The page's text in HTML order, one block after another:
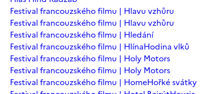
Festival francouzského filmu | Hlavu vzhůru
Festival francouzského filmu | Hlavu vzhůru
Festival francouzského filmu | Hledání
Festival francouzského filmu | HlínaHodina vlků
Festival francouzského filmu | Holy Motors
Festival francouzského filmu | Holy Motors
Festival francouzského filmu | HomeHořké svátky